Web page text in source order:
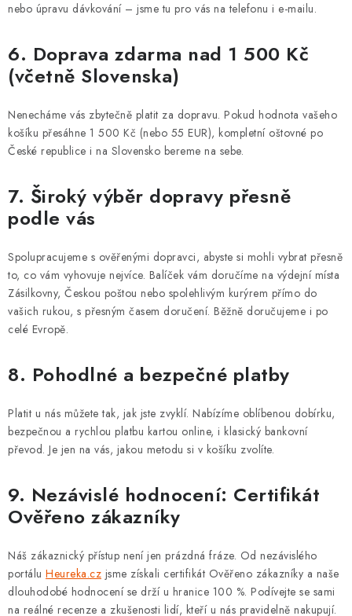
nebo úpravu dávkování – jsme tu pro vás na telefonu i e-mailu.
6. Doprava zdarma nad 1 500 Kč
(včetně Slovenska)
Nenecháme vás zbytečně platit za dopravu. Pokud hodnota vašeho
košíku přesáhne 1 500 Kč (nebo 55 EUR), kompletní oštovné po
České republice i na Slovensko bereme na sebe.
7. Široký výběr dopravy přesně
podle vás
Spolupracujeme s ověřenými dopravci, abyste si mohli vybrat přesně
to, co vám vyhovuje nejvíce. Balíček vám doručíme na výdejní místa
Zásilkovny, Českou poštou nebo spolehlivým kurýrem přímo do
vašich rukou, s přesným časem doručení. Běžně doručujeme i po
celé Evropě.
8. Pohodlné a bezpečné platby
Platit u nás můžete tak, jak jste zvyklí. Nabízíme oblíbenou dobírku,
bezpečnou a rychlou platbu kartou online, i klasický bankovní
převod. Je jen na vás, jakou metodu si v košíku zvolíte.
9. Nezávislé hodnocení: Certifikát
Ověřeno zákazníky
Náš zákaznický přístup není jen prázdná fráze. Od nezávislého
portálu Heureka.cz jsme získali certifikát Ověřeno zákazníky a naše
dlouhodobé hodnocení se drží u hranice 100 %. Podívejte se sami
na reálné recenze a zkušenosti lidí, kteří u nás pravidelně nakupují.